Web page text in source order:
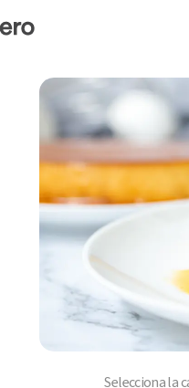
Selecciona la